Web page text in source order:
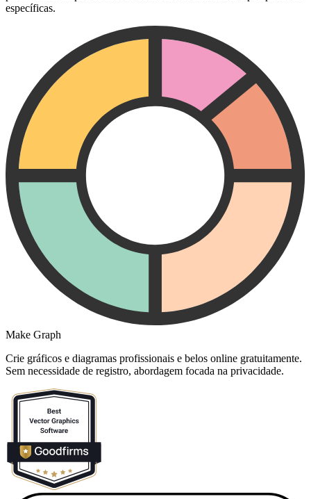
específicas.
Make Graph
Crie gráficos e diagramas profissionais e belos online gratuitamente.
Sem necessidade de registro, abordagem focada na privacidade.